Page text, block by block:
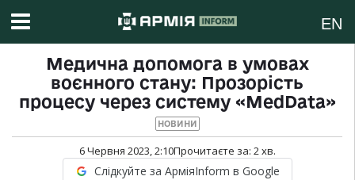
EN
Медична допомога в умовах
воєнного стану: Прозорість
процесу через систему «MedData»
НОВИНИ
6 Червня 2023, 2:10Прочитаєте за: 2хв.
Слідкуйте за АрміяInform в Google